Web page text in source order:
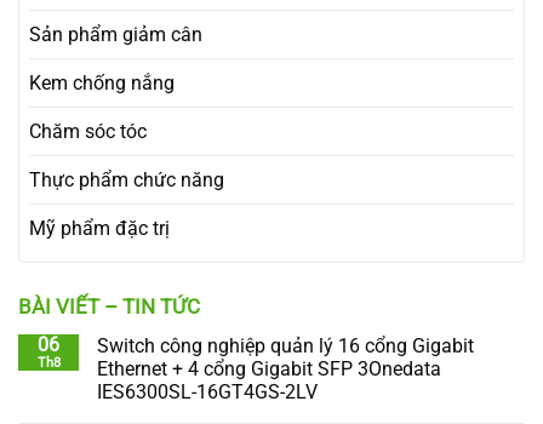
Sản phẩm giảm cân
Kem chống nắng
Chăm sóc tóc
Thực phẩm chức năng
Mỹ phẩm đặc trị
BÀI VIẾT – TIN TỨC
06
Th8
Switch công nghiệp quản lý 16 cổng Gigabit
Ethernet + 4 cổng Gigabit SFP 3Onedata
IES6300SL-16GT4GS-2LV